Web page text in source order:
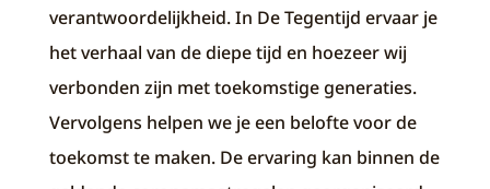
verantwoordelijkheid. In De Tegentijd ervaar je
het verhaal van de diepe tijd en hoezeer wij
verbonden zijn met toekomstige generaties.
Vervolgens helpen we je een belofte voor de
toekomst te maken. De ervaring kan binnen de